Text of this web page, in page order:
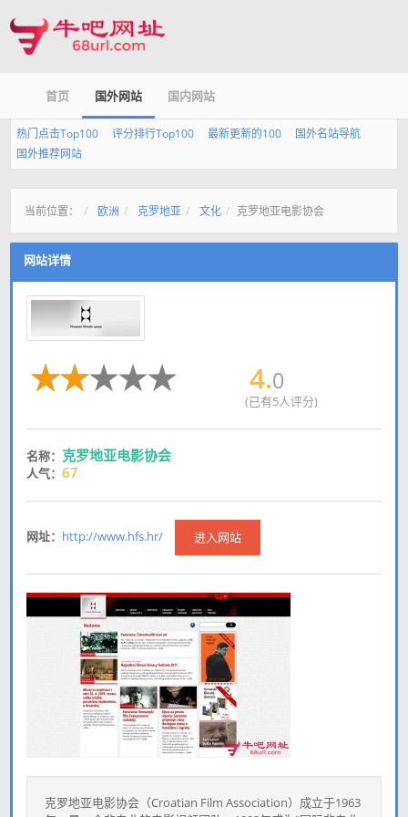
首页 国外网站 国内网站
热门点击Top100 评分排行Top100 最新更新的100
国外名站导航
国外推荐网站
当前位置： 欧洲 克罗地亚 文化 克罗地亚电影协会
网站详情
4.0
(已有5人评分)
名称： 克罗地亚电影协会
人气： 67
网址： http://www.hfs.hr/ 进入网站
克罗地亚电影协会（Croatian Film Association）成立于1963